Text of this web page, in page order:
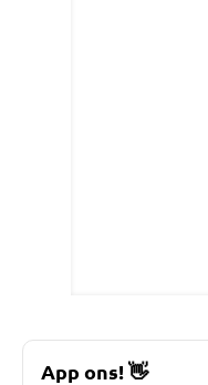
App ons!👋